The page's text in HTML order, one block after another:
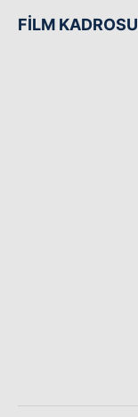
FİLM KADROSU